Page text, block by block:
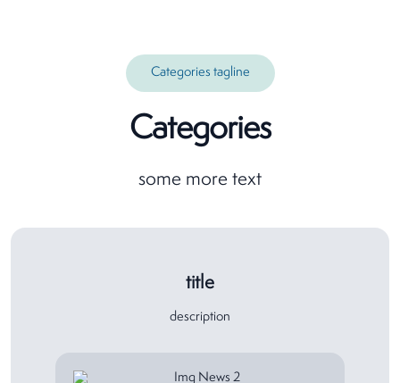
Categories tagline
Categories
some more text
title
description